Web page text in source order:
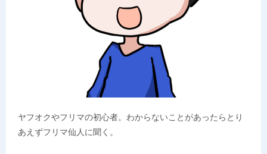
ヤフオクやフリマの初心者。わからないことがあったらとり
あえずフリマ仙人に聞く。